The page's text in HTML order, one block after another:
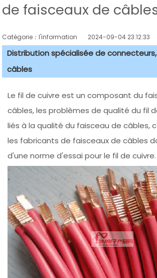
de faisceaux de
Catégorie：l'information 2024-09-04 23:12:33
Distribution spécialisée de
câbles
Le fil de cuivre est un composant du
câbles, les problèmes de qualité du fil
liés à la qualité du faisceau de câbles,
les fabricants de faisceaux de câbles
d'une norme d'essai pour le fil de cuivre.